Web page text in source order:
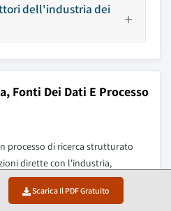
Scarica Il PDF Gratuito
dell'industria dei
Fonti Dei Dati E Processo
processo di ricerca strutturato
dirette con l'industria,
validazione incrociata, e